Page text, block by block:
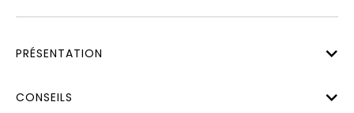
PRÉSENTATION
CONSEILS